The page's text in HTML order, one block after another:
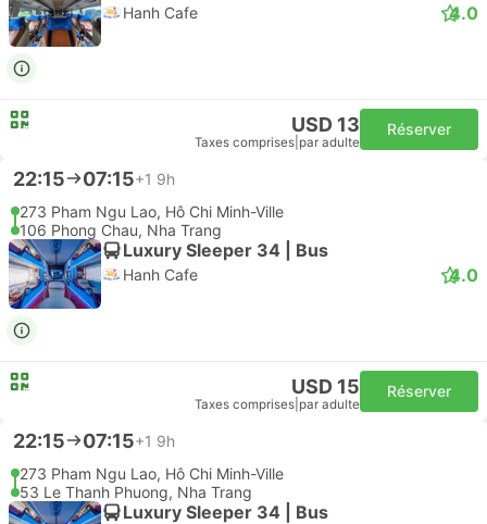
Hanh Cafe 4.0
USD 13
Taxes comprises par adulte
Réserver
22:15 07:15+1 9h
273 Pham Ngu Lao, Hô Chi Minh-Ville
106 Phong Chau, Nha Trang
Luxury Sleeper 34 | Bus
Hanh Cafe 4.0
USD 15
Taxes comprises par adulte
Réserver
22:15 07:15+1 9h
273 Pham Ngu Lao, Hô Chi Minh-Ville
53 Le Thanh Phuong, Nha Trang
Luxury Sleeper 34 | Bus